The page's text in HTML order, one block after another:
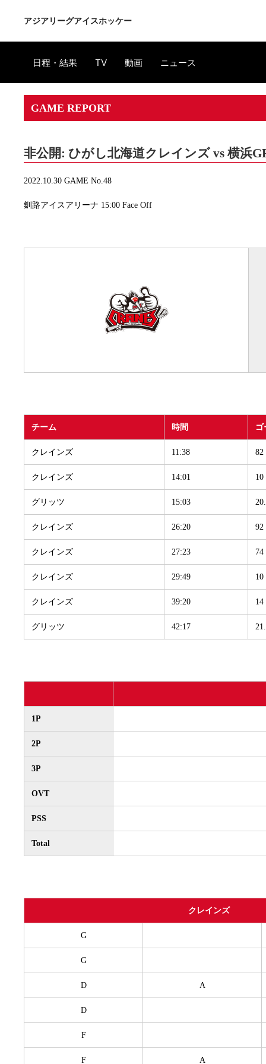
アジアリーグアイスホッケー
日程・結果 TV 動画 ニュース
GAME REPORT
非公開: ひがし北海道クレインズ vs 横浜
2022.10.30 GAME No.48
釧路アイスアリーナ 15:00 Face Off
チーム 時間 ゴ
クレインズ 11:38 82
クレインズ 14:01 10
グリッツ 15:03
クレインズ 26:20 92
クレインズ 27:23 74
クレインズ 29:49 10
クレインズ 39:20 14
グリッツ 42:17
1P
2P
3P
OVT
PSS
Total
クレインズ
G
G
D A
D
F
F A